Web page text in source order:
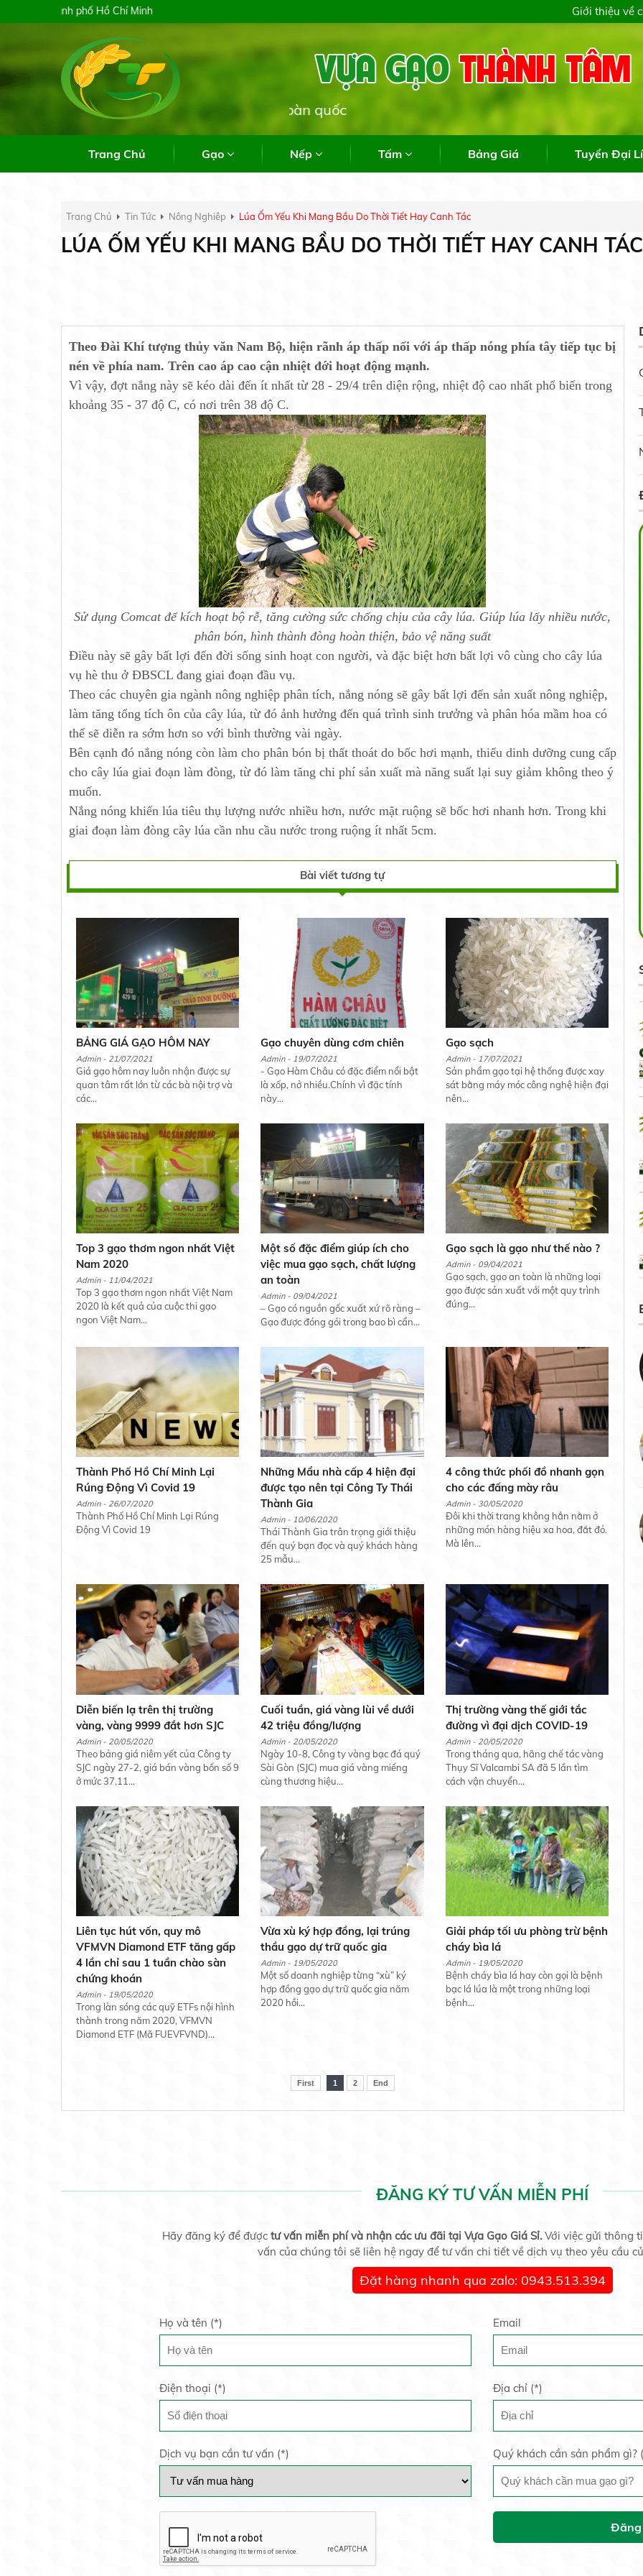
28/72 Hiệp Thành 51, Phường Tân
Giới thiệu về
Trang Chủ Gạo Nếp Tấm Bảng Giá Tuyển Đại
Trang Chủ Tin Tức Nông Nghiêp Lúa Ốm Yếu Khi Mang Bầu Do Thời Tiết Hay Canh Tác
LÚA ỐM YẾU KHI MANG BẦU DO THỜI TIẾT HAY CANH TÁC
Theo Đài Khí tượng thủy văn Nam Bộ, hiện rãnh áp thấp nối với áp thấp nóng phía tây tiếp tục bị
nén về phía nam. Trên cao áp cao cận nhiệt đới hoạt động mạnh.
Vì vậy, đợt nắng này sẽ kéo dài đến ít nhất từ 28 - 29/4 trên diện rộng, nhiệt độ cao nhất phổ biến trong
khoảng 35 - 37 độ C, có nơi trên 38 độ C.
Sử dụng Comcat để kích hoạt bộ rễ, tăng cường sức chống chịu của cây lúa. Giúp lúa lấy nhiều nước,
phân bón, hình thành đòng hoàn thiện, bảo vệ năng suất
Điều này sẽ gây bất lợi đến đời sống sinh hoạt con người, và đặc biệt hơn bất lợi vô cùng cho cây lúa
vụ hè thu ở ĐBSCL đang giai đoạn đầu vụ.
Theo các chuyên gia ngành nông nghiệp phân tích, nắng nóng sẽ gây bất lợi đến sản xuất nông nghiệp,
làm tăng tổng tích ôn của cây lúa, từ đó ảnh hưởng đến quá trình sinh trưởng và phân hóa mầm hoa có
thể sẽ diễn ra sớm hơn so với bình thường vài ngày.
Bên cạnh đó nắng nóng còn làm cho phân bón bị thất thoát do bốc hơi mạnh, thiếu dinh dưỡng cung cấp
cho cây lúa giai đoạn làm đòng, từ đó làm tăng chi phí sản xuất mà năng suất lại suy giảm không theo ý
muốn.
Nắng nóng khiến lúa tiêu thụ lượng nước nhiều hơn, nước mặt ruộng sẽ bốc hơi nhanh hơn. Trong khi
giai đoạn làm đòng cây lúa cần nhu cầu nước trong ruộng ít nhất 5cm.
Bài viết tương tự
BẢNG GIÁ GẠO HÔM NAY
Admin - 21/07/2021
Giá gạo hôm nay luôn nhận được sự
quan tâm rất lớn từ các bà nội trợ và
các...
Gạo chuyên dùng cơm chiên
Admin - 19/07/2021
- Gạo Hàm Châu có đặc điểm nổi bật
là xốp, nở nhiều.Chính vì đặc tính
này...
Gạo sạch
Admin - 17/07/2021
Sản phẩm gạo tại hệ thống được xay
sát bằng máy móc công nghệ hiện đại
nên...
Top 3 gạo thơm ngon nhất Việt
Nam 2020
Admin - 11/04/2021
Top 3 gạo thơm ngon nhất Việt Nam
2020 là kết quả của cuộc thi gạo
ngon Việt Nam...
Một số đặc điểm giúp ích cho
việc mua gạo sạch, chất lượng
an toàn
Admin - 09/04/2021
– Gạo có nguồn gốc xuất xứ rõ ràng –
Gạo được đóng gói trong bao bì cẩn...
Gạo sạch là gạo như thế nào ?
Admin - 09/04/2021
Gạo sạch, gạo an toàn là những loại
gạo được sản xuất với một quy trình
đúng...
Thành Phố Hồ Chí Minh Lại
Rúng Động Vì Covid 19
Admin - 26/07/2020
Thành Phố Hồ Chí Minh Lại Rúng
Động Vì Covid 19
Những Mẩu nhà cấp 4 hiện đại
được tạo nên tại Công Ty Thái
Thành Gia
Admin - 10/06/2020
Thái Thành Gia trân trọng giới thiệu
đến quý bạn đọc và quý khách hàng
25 mẫu...
4 công thức phối đồ nhanh gọn
cho các đấng mày râu
Admin - 30/05/2020
Đôi khi thời trang không hẳn nằm ở
những món hàng hiệu xa hoa, đắt đỏ.
Mà lên...
Diễn biến lạ trên thị trường
vàng, vàng 9999 đắt hơn SJC
Admin - 20/05/2020
Theo bảng giá niêm yết của Công ty
SJC ngày 27-2, giá bán vàng bốn số 9
ở mức 37,11...
Cuối tuần, giá vàng lùi về dưới
42 triệu đồng/lượng
Admin - 20/05/2020
Ngày 10-8, Công ty vàng bạc đá quý
Sài Gòn (SJC) mua giá vàng miếng
cùng thương hiệu...
Thị trường vàng thế giới tắc
đường vì đại dịch COVID-19
Admin - 20/05/2020
Trong tháng qua, hãng chế tác vàng
Thụy Sĩ Valcambi SA đã 5 lần tìm
cách vận chuyển...
Liên tục hút vốn, quy mô
VFMVN Diamond ETF tăng gấp
4 lần chỉ sau 1 tuần chào sàn
chứng khoán
Admin - 19/05/2020
Trong làn sóng các quỹ ETFs nội hình
thành trong năm 2020, VFMVN
Diamond ETF (Mã FUEVFVND)...
Vừa xù ký hợp đồng, lại trúng
thầu gạo dự trữ quốc gia
Admin - 19/05/2020
Một số doanh nghiệp từng “xù” ký
hợp đồng gạo dự trữ quốc gia năm
2020 hồi...
Giải pháp tối ưu phòng trừ bệnh
cháy bìa lá
Admin - 19/05/2020
Bệnh cháy bìa lá hay còn gọi là bệnh
bạc lá lúa là một trong những loại
bệnh...
First 1 2 End
ĐĂNG KÝ TƯ VẤN MIỄN PHÍ
Hãy đăng ký để được tư vấn miễn phí và nhận các ưu đãi tại Vựa Gạo Giá Sỉ.Với việc gửi thông
vấn của chúng tôi sẽ liên hệ ngay để tư vấn chi tiết về dịch vụ theo yêu cầu
Đặt hàng nhanh qua zalo: 0943.513.394
Họ và tên (*) Email
Điện thoại (*) Địa chỉ (*)
Dịch vụ bạn cần tư vấn (*) Quý khách cần sản phẩm gì? (
Đăng